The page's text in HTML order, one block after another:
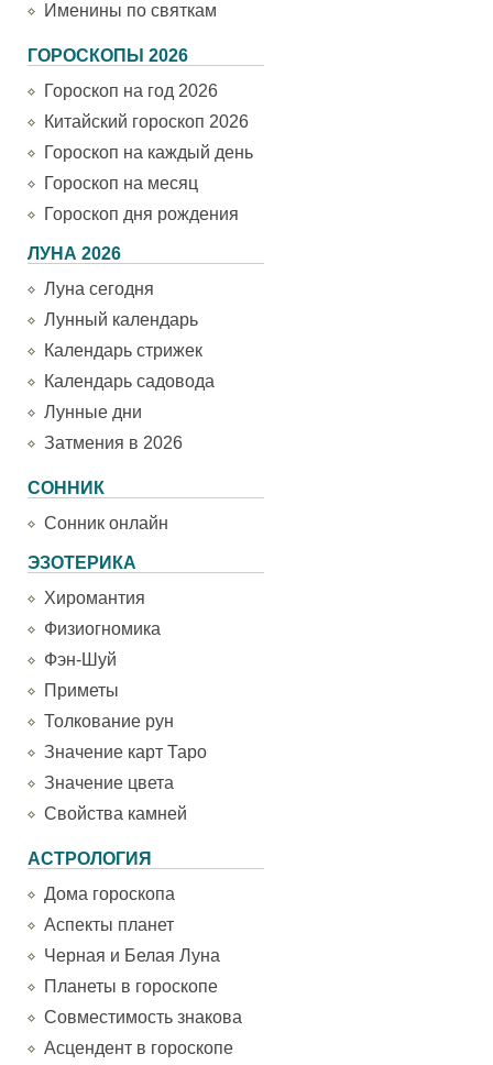
Именины по святкам
ГОРОСКОПЫ 2026
Гороскоп на год 2026
Китайский гороскоп 2026
Гороскоп на каждый день
Гороскоп на месяц
Гороскоп дня рождения
ЛУНА 2026
Луна сегодня
Лунный календарь
Календарь стрижек
Календарь садовода
Лунные дни
Затмения в 2026
СОННИК
Сонник онлайн
ЭЗОТЕРИКА
Хиромантия
Физиогномика
Фэн-Шуй
Приметы
Толкование рун
Значение карт Таро
Значение цвета
Свойства камней
АСТРОЛОГИЯ
Дома гороскопа
Аспекты планет
Черная и Белая Луна
Планеты в гороскопе
Совместимость знакова
Асцендент в гороскопе